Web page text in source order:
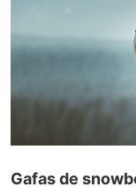
Gafas de